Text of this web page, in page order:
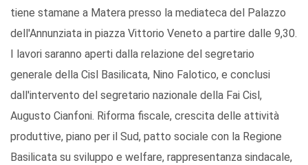
tiene stamane a Matera presso la mediateca del Palazzo
dell'Annunziata in piazza Vittorio Veneto a partire dalle 9,30.
I lavori saranno aperti dalla relazione del segretario
generale della Cisl Basilicata, Nino Falotico, e conclusi
dall'intervento del segretario nazionale della Fai Cisl,
Augusto Cianfoni. Riforma fiscale, crescita delle attività
produttive, piano per il Sud, patto sociale con la Regione
Basilicata su sviluppo e welfare, rappresentanza sindacale,